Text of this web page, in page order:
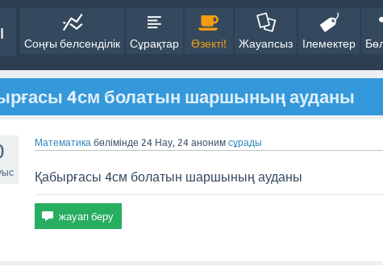
Соңғы белсенділік Сұрақтар Өзекті! Жауапсыз Ілемектер
4см болатын шаршының ауданы
Математика бөлімінде 24 Нау, 24 аноним сұрады
Қабырғасы 4см болатын шаршының ауданы